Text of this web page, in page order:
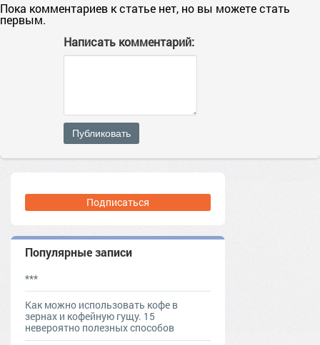
Пока комментариев к статье нет, но вы можете стать
первым.
Написать комментарий:
Публиковать
Подписаться
Популярные записи
***
Как можно использовать кофе в
зернах и кофейную гущу. 15
невероятно полезных способов